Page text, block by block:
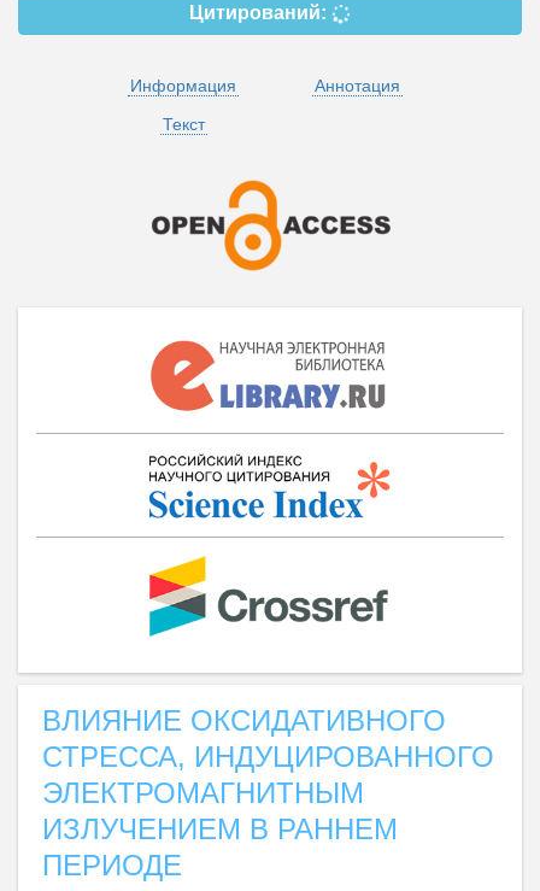
Цитирований:
Информация
Аннотация
Текст
ВЛИЯНИЕ ОКСИДАТИВНОГО
СТРЕССА, ИНДУЦИРОВАННОГО
ЭЛЕКТРОМАГНИТНЫМ
ИЗЛУЧЕНИЕМ В РАННЕМ
ПЕРИОДЕ